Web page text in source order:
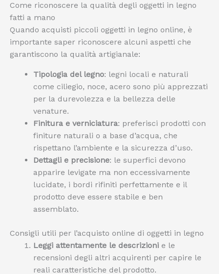
Come riconoscere la qualità degli oggetti in legno
fatti a mano
Quando acquisti piccoli oggetti in legno online, è
importante saper riconoscere alcuni aspetti che
garantiscono la qualità artigianale:
Tipologia del legno: legni locali e naturali
come ciliegio, noce, acero sono più apprezzati
per la durevolezza e la bellezza delle
venature.
Finitura e verniciatura: preferisci prodotti con
finiture naturali o a base d’acqua, che
rispettano l’ambiente e la sicurezza d’uso.
Dettagli e precisione: le superfici devono
apparire levigate ma non eccessivamente
lucidate, i bordi rifiniti perfettamente e il
prodotto deve essere stabile e ben
assemblato.
Consigli utili per l’acquisto online di oggetti in legno
Leggi attentamente le descrizioni e le
recensioni degli altri acquirenti per capire le
reali caratteristiche del prodotto.